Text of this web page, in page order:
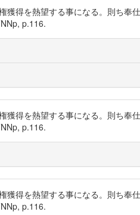
得を熱望する事になる。則ち奉
p.116.
得を熱望する事になる。則ち奉
p.116.
得を熱望する事になる。則ち奉
p.116.